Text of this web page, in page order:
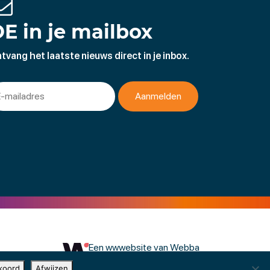
in je mailbox
het laatste nieuws direct in je inbox.
Een wwwebsite van Webba